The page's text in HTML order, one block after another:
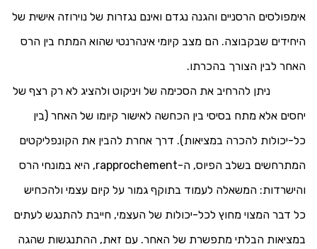
אימפולסים הרסניים והגנה נגדם ואינם נגזרות של נוירוזה אישית של
היחידים שבקבוצה. הם מצב קיומי אינהרנטי שהוא המתח בין הרס
האחר לבין הצורך בהכרתו.
ניתן להרחיב את הסכימה של ויניקוט ולהציג לא רק רצף של
יחסים אלא מתח בסיסי בין הכחשה לאישור קיומו של האחר (בין
כל-יכולות להכרה במציאות). דרך אחרת להבין את הקונפליקטים
המתרחשים בשלב הפיוס, ה-rapprochement, היא במונחי הרס
והישרדות: המשאלה לעמוד בתוקף גמור על קיום עצמי ולהכחיש
כל דבר המצוי מחוץ לכל-יכולות של העצמי, חייבת להתנגש לעתים
במציאות הבלתי מתפשרת של האחר. עם זאת, ההתנגשות שהגה